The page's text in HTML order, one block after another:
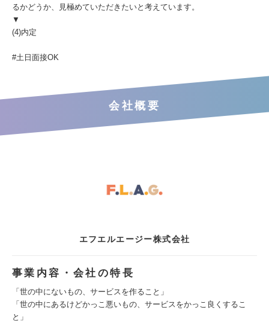
るかどうか、見極めていただきたいと考えています。
▼
(4)内定
#土日面接OK
会社概要
エフエルエージー株式会社
事業内容・会社の特長
「世の中にないもの、サービスを作ること」
「世の中にあるけどかっこ悪いもの、サービスをかっこ良くするこ
と」